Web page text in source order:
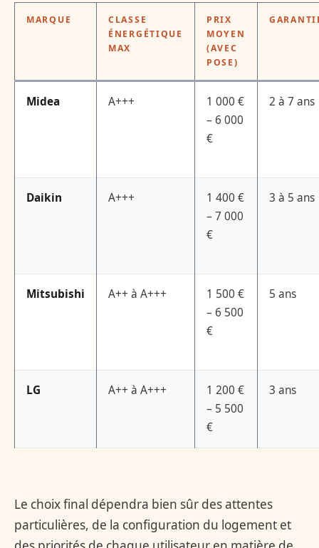
MARQUE
CLASSE
ÉNERGÉTIQUE
MAX
PRIX
MOYEN
(AVEC
POSE)
Midea A+++
1 000 €
– 6 000
€
2 à 7 ans
Daikin A+++
1 400 €
– 7 000
€
3 à 5 ans
Mitsubishi A++ à A+++
1 500 €
– 6 500
€
5 ans
LG A++ à A+++
1 200 €
– 5 500
€
3 ans
Le choix final dépendra bien sûr des attentes
particulières, de la configuration du logement et